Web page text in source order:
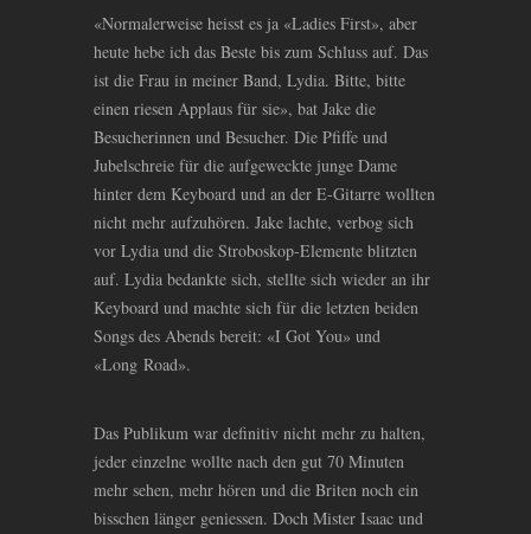
«Normalerweise heisst es ja «Ladies First», aber
heute hebe ich das Beste bis zum Schluss auf. Das
ist die Frau in meiner Band, Lydia. Bitte, bitte
einen riesen Applaus für sie», bat Jake die
Besucherinnen und Besucher. Die Pfiffe und
Jubelschreie für die aufgeweckte junge Dame
hinter dem Keyboard und an der E-Gitarre wollten
nicht mehr aufzuhören. Jake lachte, verbog sich
vor Lydia und die Stroboskop-Elemente blitzten
auf. Lydia bedankte sich, stellte sich wieder an ihr
Keyboard und machte sich für die letzten beiden
Songs des Abends bereit: «I Got You» und
«Long Road».
Das Publikum war definitiv nicht mehr zu halten,
jeder einzelne wollte nach den gut 70 Minuten
mehr sehen, mehr hören und die Briten noch ein
bisschen länger geniessen. Doch Mister Isaac und